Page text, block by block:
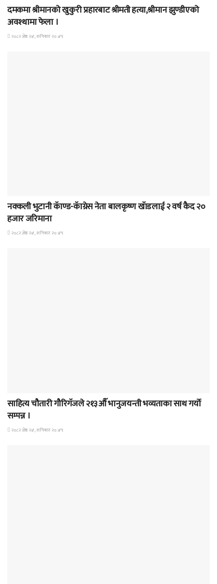
दमकमा श्रीमानको खुकुरी प्रहारबाट श्रीमती हत्या,श्रीमान झुण्डीएको
अवश्थामा फेला ।
२०८२ जेष्ठ २४, शनिबार २०:४९
नक्कली भुटानी कॅाण्ड-कॅाग्रेस नेता बालकृष्ण खॅाडलाई २ वर्ष कैद २०
हजार जरिमाना
२०८२ जेष्ठ २४, शनिबार २०:४९
साहित्य चौतारी गौरिगॅजले २१३औॅ भानुजयन्ती भव्यताका साथ गर्यो
सम्पन्न ।
२०८२ जेष्ठ २४, शनिबार २०:४९